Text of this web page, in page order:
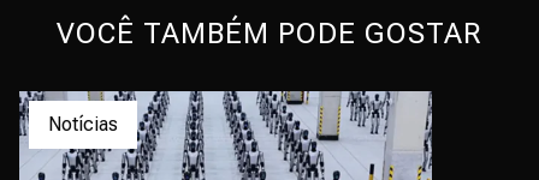
VOCÊ TAMBÉM PODE GOSTAR
Notícias